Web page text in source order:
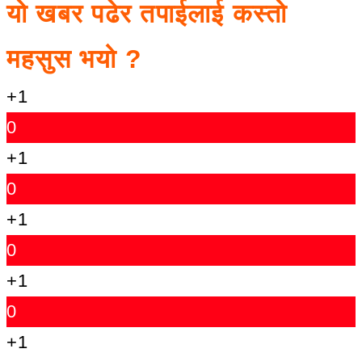
यो खबर पढेर तपाईलाई कस्तो
महसुस भयो ?
+1
0
+1
0
+1
0
+1
0
+1